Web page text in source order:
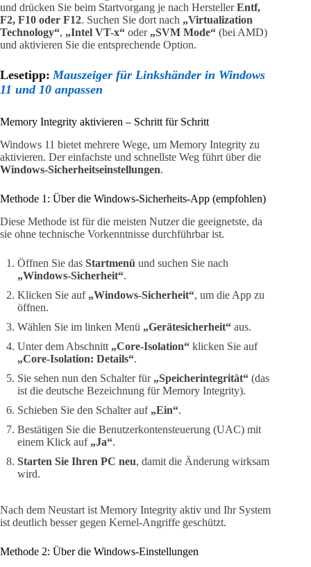
und drücken Sie beim Startvorgang je nach HerstellerEntf,
F2, F10 oder F12. Suchen Sie dort nach „Virtualization
Technology“, „Intel VT-x“ oder „SVM Mode“ (bei AMD)
und aktivieren Sie die entsprechende Option.
Lesetipp: Mauszeiger für Linkshänder in Windows
11 und 10 anpassen
Memory Integrity aktivieren – Schritt für Schritt
Windows 11 bietet mehrere Wege, um Memory Integrity zu
aktivieren. Der einfachste und schnellste Weg führt über die
Windows-Sicherheitseinstellungen.
Methode 1: Über die Windows-Sicherheits-App (empfohlen)
Diese Methode ist für die meisten Nutzer die geeignetste, da
sie ohne technische Vorkenntnisse durchführbar ist.
Öffnen Sie das Startmenü und suchen Sie nach
„Windows-Sicherheit“.
Klicken Sie auf „Windows-Sicherheit“, um die App zu
öffnen.
Wählen Sie im linken Menü „Gerätesicherheit“ aus.
Unter dem Abschnitt „Core-Isolation“ klicken Sie auf
„Core-Isolation: Details“.
Sie sehen nun den Schalter für „Speicherintegrität“ (das
ist die deutsche Bezeichnung für Memory Integrity).
Schieben Sie den Schalter auf „Ein“.
Bestätigen Sie die Benutzerkontensteuerung (UAC) mit
einem Klick auf „Ja“.
Starten Sie Ihren PC neu, damit die Änderung wirksam
wird.
Nach dem Neustart ist Memory Integrity aktiv und Ihr System
ist deutlich besser gegen Kernel-Angriffe geschützt.
Methode 2: Über die Windows-Einstellungen